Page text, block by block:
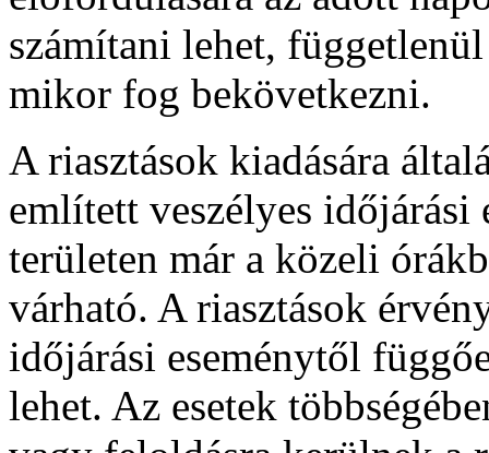
számítani lehet,
mikor fog bekövetkezni.
A riasztások kiadására
említett veszélyes időjárási
területen már a közeli
várható. A riasztások
időjárási eseménytől
lehet. Az esetek